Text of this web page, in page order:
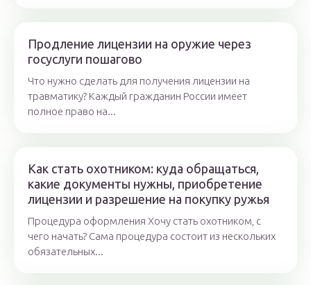
Продление лицензии на оружие через
госуслуги пошагово
Что нужно сделать для получения лицензии на
травматику? Каждый гражданин России имеет
полное право на...
Как стать охотником: куда обращаться,
какие документы нужны, приобретение
лицензии и разрешение на покупку ружья
Процедура оформления Хочу стать охотником, с
чего начать? Сама процедура состоит из нескольких
обязательных...